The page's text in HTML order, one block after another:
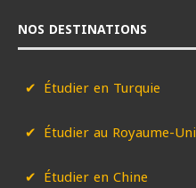
NOS DESTINATIONS
Étudier en Turquie
Étudier au Royaume-Uni
Étudier en Chine